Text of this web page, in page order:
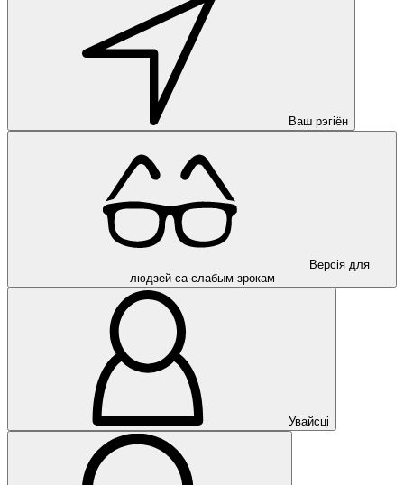
Ваш рэгіён
Версія для
людзей са слабым зрокам
Увайсці